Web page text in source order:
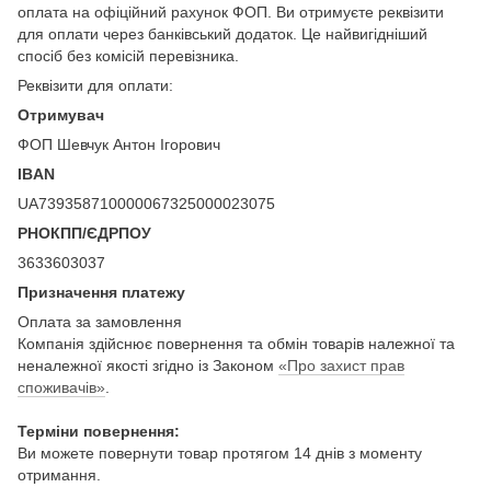
оплата на офіційний рахунок ФОП. Ви отримуєте реквізити
для оплати через банківський додаток. Це найвигідніший
спосіб без комісій перевізника.
Реквізити для оплати:
Отримувач
ФОП Шевчук Антон Ігорович
IBAN
UA739358710000067325000023075
РНОКПП/ЄДРПОУ
3633603037
Призначення платежу
Оплата за замовлення
Компанія здійснює повернення та обмін товарів належної та
неналежної якості згідно із Законом «Про захист прав
споживачів»
Терміни повернення:
Ви можете повернути товар протягом 14 днів з моменту
отримання.